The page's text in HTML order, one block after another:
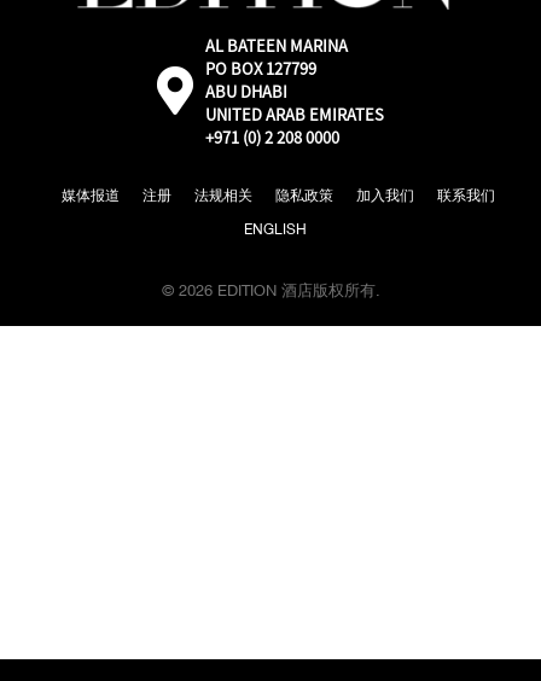
外
部：
通
过
图
图
AL BATEEN MARINA
PO BOX 127799
ABU DHABI
UNITED ARAB EMIRATES
+971 (0) 2 208 0000
媒体报道 注册 法规相关 隐私政策 加入我们
联系我们
ENGLISH
© 2026 EDITION 酒店版权所有.